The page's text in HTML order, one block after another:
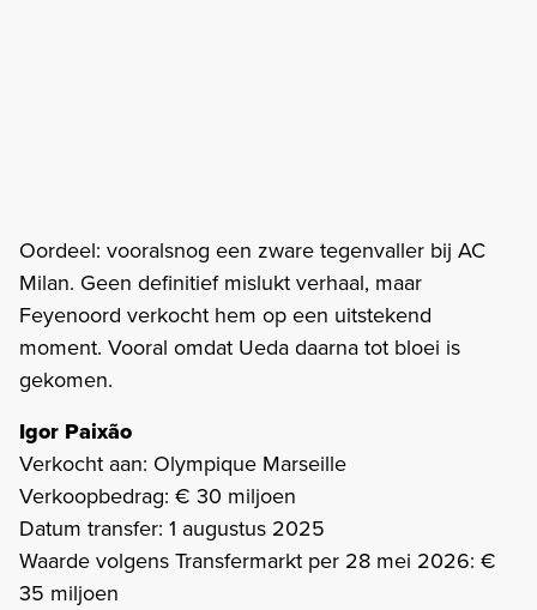
Oordeel: vooralsnog een zware tegenvaller bij AC
Milan. Geen definitief mislukt verhaal, maar
Feyenoord verkocht hem op een uitstekend
moment. Vooral omdat Ueda daarna tot bloei is
gekomen.
Igor Paixão
Verkocht aan: Olympique Marseille
Verkoopbedrag: € 30 miljoen
Datum transfer: 1 augustus 2025
Waarde volgens Transfermarkt per 28 mei 2026: €
35 miljoen